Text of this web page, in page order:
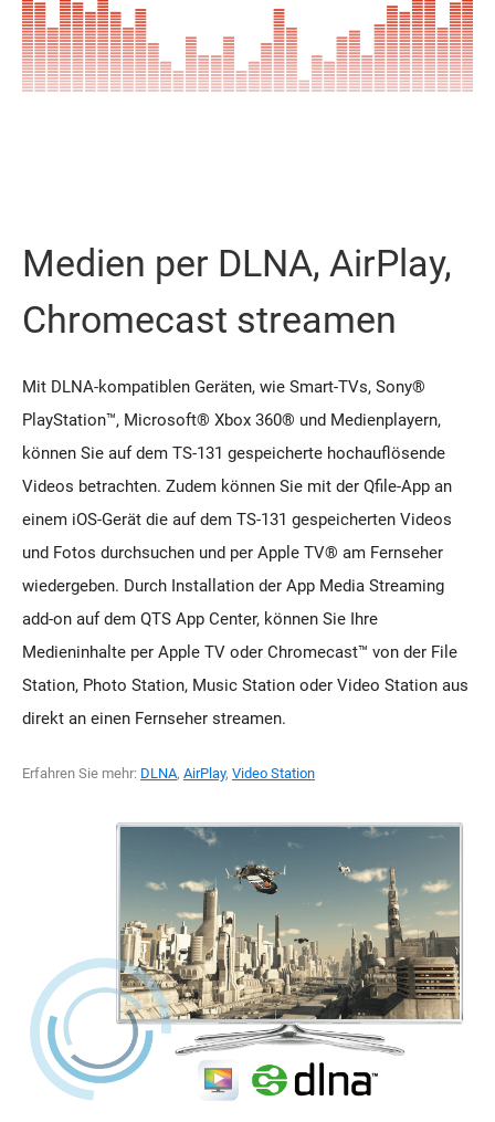
Medien per DLNA, AirPlay,
Chromecast streamen
Mit DLNA-kompatiblen Geräten, wie Smart-TVs, Sony®
PlayStation™, Microsoft® Xbox 360® und Medienplayern,
können Sie auf dem TS-131 gespeicherte hochauflösende
Videos betrachten. Zudem können Sie mit der Qfile-App an
einem iOS-Gerät die auf dem TS-131 gespeicherten Videos
und Fotos durchsuchen und per Apple TV® am Fernseher
wiedergeben. Durch Installation der App Media Streaming
add-on auf dem QTS App Center, können Sie Ihre
Medieninhalte per Apple TV oder Chromecast™ von der File
Station, Photo Station, Music Station oder Video Station aus
direkt an einen Fernseher streamen.
Erfahren Sie mehr: DLNA, AirPlay, Video Station